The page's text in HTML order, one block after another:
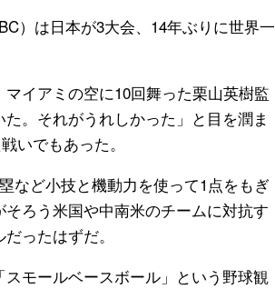
）は日本が3大会、14年ぶりに世界一
イアミの空に10回舞った栗山英樹監
。それがうれしかった」と目を潤ま
いでもあった。
など小技と機動力を使って1点をもぎ
ろう米国や中南米のチームに対抗す
ったはずだ。
モールベースボール」という野球観